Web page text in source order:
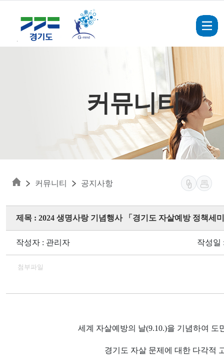
커뮤니티
커뮤니티 공지사항
제목 : 2024 생명사랑 기념행사 「경기도 자살예방 정책세
작성자 : 관리자 작성일
첨부파일
세계 자살예방의 날(9.10.)을 기념하여 도
경기도 자살 문제에 대한 다각적